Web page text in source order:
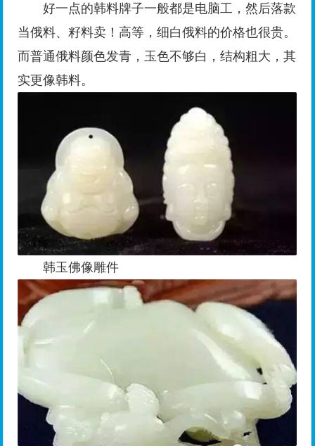
好一点的韩料牌子一般都是电脑工，然后落款
当俄料、籽料卖！高等，细白俄料的价格也很贵。
而普通俄料颜色发青，玉色不够白，结构粗大，其
实更像韩料。
韩玉佛像雕件